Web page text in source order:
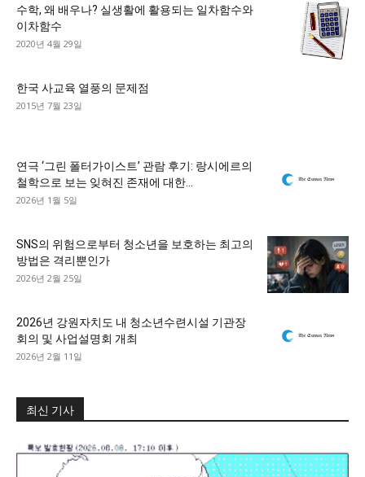
수학, 왜 배우나? 실생활에 활용되는 일차함수와
이차함수
2020년 4월 29일
한국 사교육 열풍의 문제점
2015년 7월 23일
연극 ‘그린 폴터가이스트’ 관람 후기: 랑시에르의
철학으로 보는 잊혀진 존재에 대한...
2026년 1월 5일
SNS의 위험으로부터 청소년을 보호하는 최고의
방법은 격리뿐인가
2026년 2월 25일
2026년 강원자치도 내 청소년수련시설 기관장
회의 및 사업설명회 개최
2026년 2월 11일
최신 기사